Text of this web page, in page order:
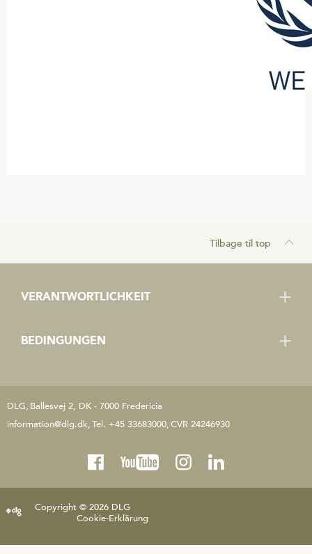
Tilbage til top
VERANTWORTLICHKEIT
BEDINGUNGEN
DLG Ballesvej 2, DK - 7000 Fredericia
information@dlg.dk Tel. +45 33683000 CVR 24246930
Copyright © 2026 DLG
Cookie-Erklärung